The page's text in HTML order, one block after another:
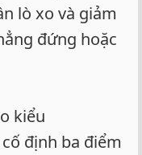
lò xo và giảm
đứng hoặc
kiểu
định ba điểm